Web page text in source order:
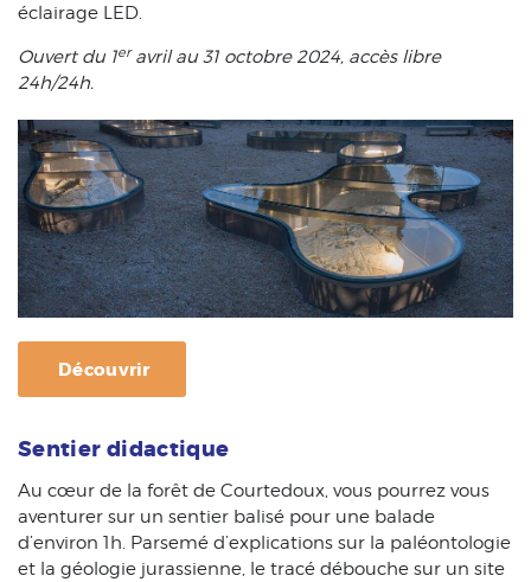
éclairage LED.
Ouvert du 1eravril au 31 octobre 2024, accès libre
24h/24h.
Découvrir
Sentier didactique
Au cœur de la forêt de Courtedoux, vous pourrez vous
aventurer sur un sentier balisé pour une balade
d’environ 1h. Parsemé d’explications sur la paléontologie
et la géologie jurassienne, le tracé débouche sur un site